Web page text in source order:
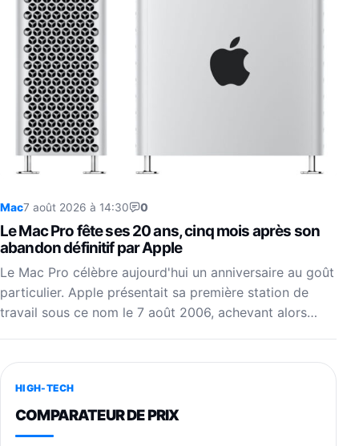
Mac7 août 2026 à 14:30 0
Le Mac Pro fête ses 20 ans, cinq mois après son
abandon définitif par Apple
Le Mac Pro célèbre aujourd'hui un anniversaire au goût
particulier. Apple présentait sa première station de
travail sous ce nom le 7 août 2006, achevant alors…
HIGH-TECH
COMPARATEUR DE PRIX